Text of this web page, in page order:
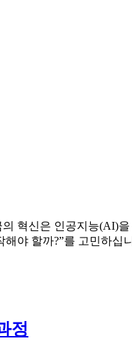
혁신은 인공지능(AI)
야 할까?”를 고민하
정